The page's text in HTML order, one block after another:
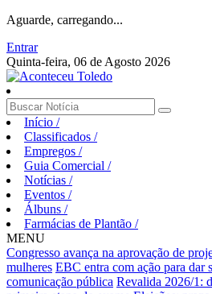
Aguarde, carregando...
Entrar
Quinta-feira, 06 de Agosto 2026
Início /
Classificados /
Empregos /
Guia Comercial /
Notícias /
Eventos /
Álbuns /
Farmácias de Plantão /
MENU
Congresso avança na aprovação de
mulheres EBC entra com ação para dar
comunicação pública Revalida 2026/1: